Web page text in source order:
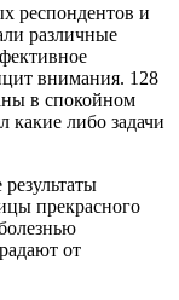
респондентов и
различные
внимания. 128
в спокойном
какие либо задачи
прекрасного
от